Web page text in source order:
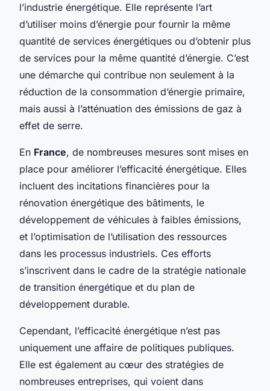
l’industrie énergétique. Elle représente l’art
d’utiliser moins d’énergie pour fournir la même
quantité de services énergétiques ou d’obtenir plus
de services pour la même quantité d’énergie. C’est
une démarche qui contribue non seulement à la
réduction de la consommation d’énergie primaire,
mais aussi à l’atténuation des émissions de gaz à
effet de serre.
En France, de nombreuses mesures sont mises en
place pour améliorer l’efficacité énergétique. Elles
incluent des incitations financières pour la
rénovation énergétique des bâtiments, le
développement de véhicules à faibles émissions,
et l’optimisation de l’utilisation des ressources
dans les processus industriels. Ces efforts
s’inscrivent dans le cadre de la stratégie nationale
de transition énergétique et du plan de
développement durable.
Cependant, l’efficacité énergétique n’est pas
uniquement une affaire de politiques publiques.
Elle est également au cœur des stratégies de
nombreuses entreprises, qui voient dans